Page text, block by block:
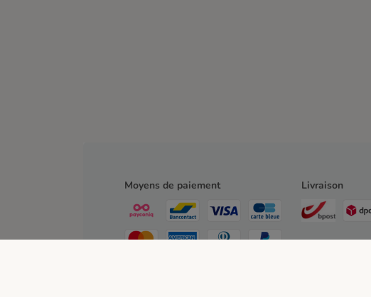
Moyens de paiement Livraison